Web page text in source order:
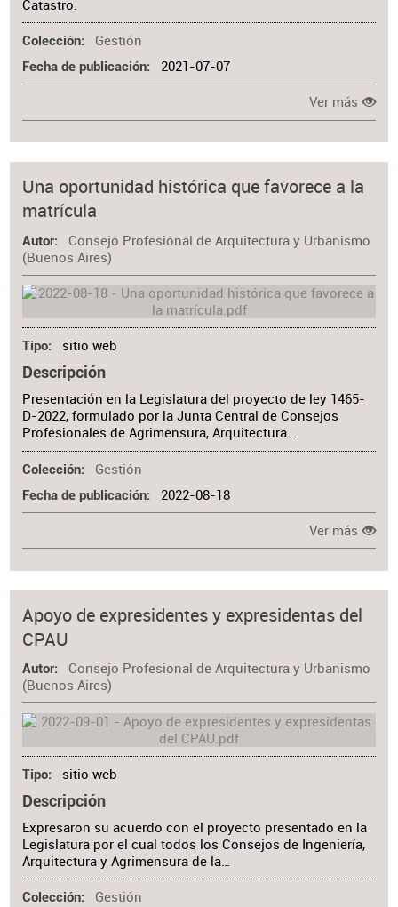
Catastro.
Colección Gestión
Fecha de publicación 2021-07-07
Ver más
Una oportunidad histórica que favorece a la
matrícula
Autor
Consejo Profesional de Arquitectura y Urbanismo
(Buenos Aires)
Tipo sitio web
Descripción
Presentación en la Legislatura del proyecto de ley 1465-
D-2022, formulado por la Junta Central de Consejos
Profesionales de Agrimensura, Arquitectura…
Colección Gestión
Fecha de publicación 2022-08-18
Ver más
Apoyo de expresidentes y expresidentas del
CPAU
Autor
Consejo Profesional de Arquitectura y Urbanismo
(Buenos Aires)
Tipo sitio web
Descripción
Expresaron su acuerdo con el proyecto presentado en la
Legislatura por el cual todos los Consejos de Ingeniería,
Arquitectura y Agrimensura de la…
Colección Gestión